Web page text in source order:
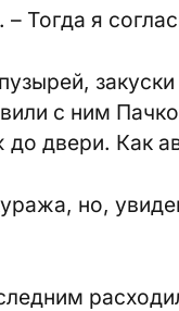
Тогда я
с ним
до двери. Как
но,